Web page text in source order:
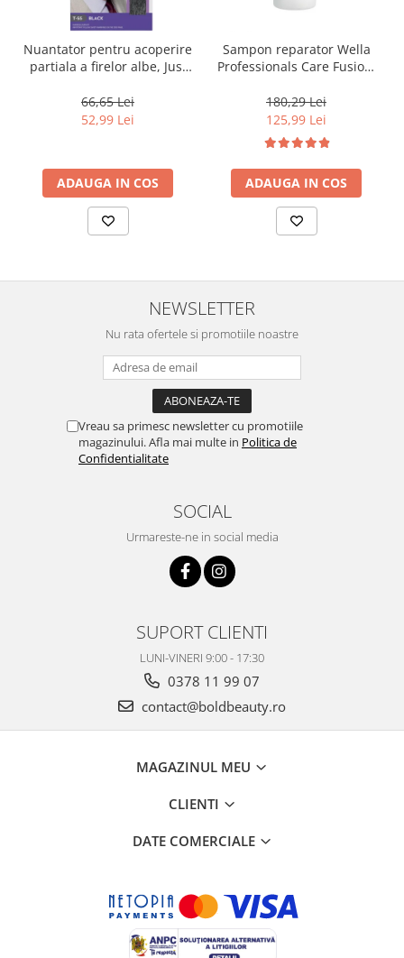
Nuantator pentru acoperire
partiala a firelor albe, Just
Touch of Grey, 40 g
66,65 Lei
52,99 Lei
ADAUGA IN COS
Sampon reparator Wella
Professionals Care Fusion,
180,29 Lei
125,99 Lei
ADAUGA IN COS
NEWSLETTER
Nu rata ofertele si promotiile noastre
Vreau sa primesc newsletter cu promotiile
magazinului. Afla mai multe in Politica de
Confidentialitate
SOCIAL
Urmareste-ne in social media
SUPORT CLIENTI
LUNI-VINERI 9:00 - 17:30
0378 11 99 07
contact@boldbeauty.ro
MAGAZINUL MEU
CLIENTI
DATE COMERCIALE